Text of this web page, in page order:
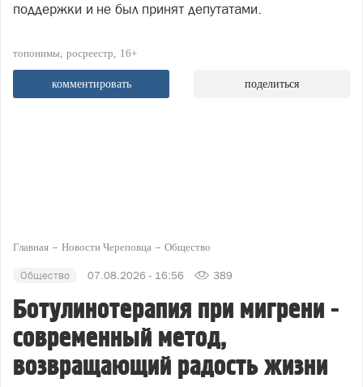
поддержки и не был принят депутатами.
топонимы росреестр 16+
комментировать поделиться
Главная Новости Череповца Общество
Общество 07.08.2026 - 16:56 389
Ботулинотерапия при мигрени -
современный метод,
возвращающий радость жизни